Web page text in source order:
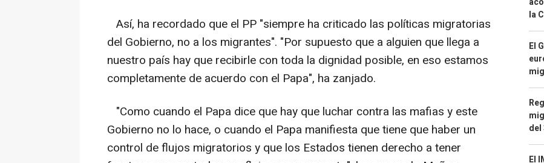
Así, ha recordado que el PP "siempre ha criticado las políticas migratorias
del Gobierno, no a los migrantes". "Por supuesto que a alguien que llega a
nuestro país hay que recibirle con toda la dignidad posible, en eso estamos
completamente de acuerdo con el Papa", ha zanjado.
"Como cuando el Papa dice que hay que luchar contra las mafias y este
Gobierno no lo hace, o cuando el Papa manifiesta que tiene que haber un
control de flujos migratorios y que los Estados tienen derecho a tener
la
El
del
El